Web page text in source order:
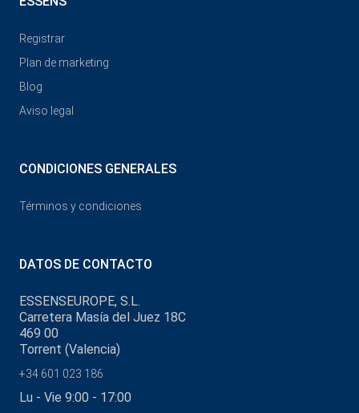
Registrar
Plan de marketing
Blog
Aviso legal
CONDICIONES GENERALES
Términos y condiciones
DATOS DE CONTACTO
ESSENSEUROPE, S.L.
Carretera Masía del Juez 18C
469 00
Torrent (Valencia)
+34 601 023 186
Lu - Vie 9:00 - 17:00